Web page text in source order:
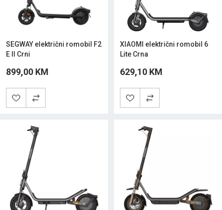
SEGWAY električni romobil F2
E II Crni
899,00 KM
XIAOMI električni romobil 6
Lite Crna
629,10 KM